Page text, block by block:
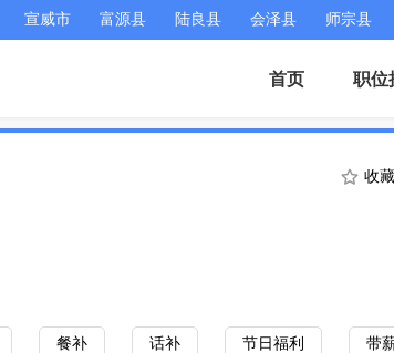
宣威市 富源县 陆良县 会泽县 师宗县
首页 职位
收藏
餐补 话补 节日福利 带